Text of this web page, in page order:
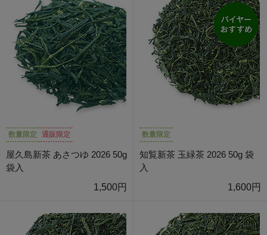
数量限定 通販限定
屋久島新茶 あさつゆ 2026 50g
袋入
1,500円
数量限定
知覧新茶 玉緑茶 2026 50g 袋
入
1,600円